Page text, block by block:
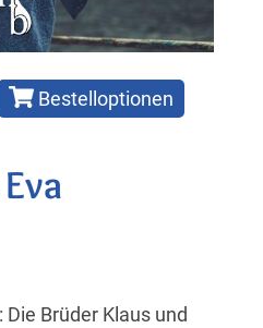
Bestelloptionen
Brüder Klaus und